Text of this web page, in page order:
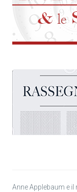
Anne Applebaum e